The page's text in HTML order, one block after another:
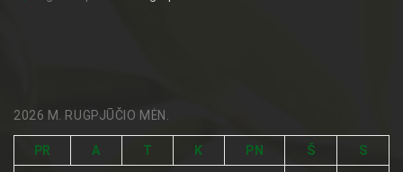
2026 M. RUGPJŪČIO MĖN.
PR A T K PN Š S